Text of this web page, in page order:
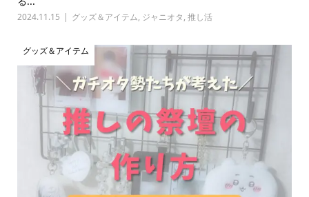
2024.11.15 グッズ＆アイテム, ジャニオタ, 推し活
グッズ＆アイテム